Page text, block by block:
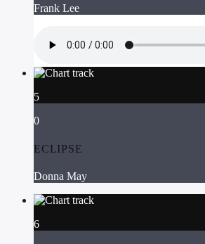
Frank Lee
5
0
ECLIPSE
Donna May
6